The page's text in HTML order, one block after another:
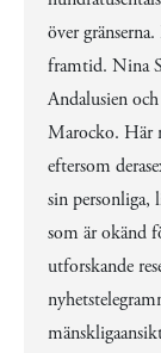
över
framtid. Nina
Andalusien
Marocko. Här
eftersom
sin personliga,
som är okänd
utforskande